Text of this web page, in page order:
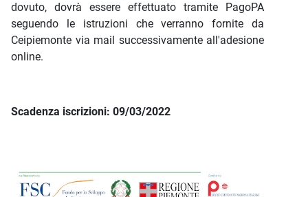
dovuto, dovrà essere effettuato tramite PagoPA
seguendo le istruzioni che verranno fornite da
Ceipiemonte via mail successivamente all'adesione
online.
Scadenza iscrizioni: 09/03/2022